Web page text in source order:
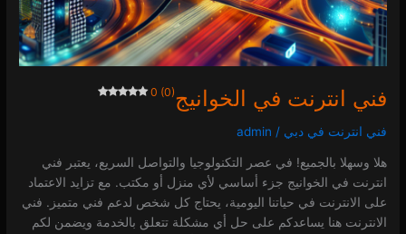
فني انترنت في الخوانيج0 (0)
فني انترنت في دبي /
admin
هلا وسهلا بالجميع! في عصر التكنولوجيا والتواصل السريع، يعتبر فني
انترنت في الخوانيج جزء أساسي لأي منزل أو مكتب. مع تزايد الاعتماد
على الانترنت في حياتنا اليومية، يحتاج كل شخص لدعم فني متميز. فني
الانترنت هنا يساعدكم على حل أي مشكلة تتعلق بالخدمة ويضمن لكم